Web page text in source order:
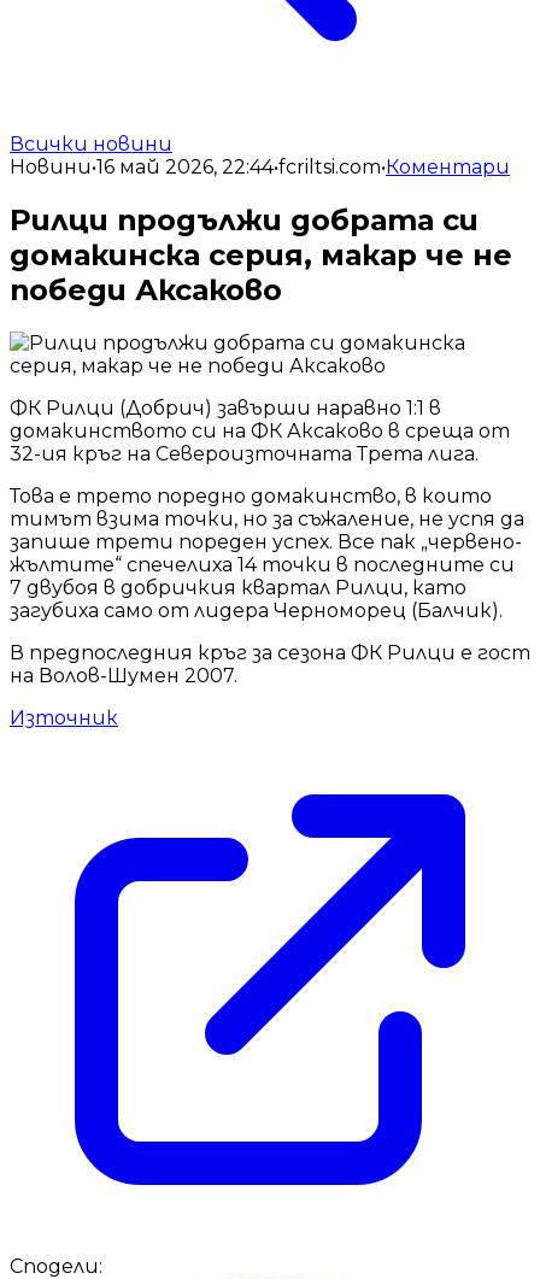
Всички новини
Новини•16 май 2026, 22:44•fcriltsi.com•Коментари
Рилци продължи добрата си
домакинска серия, макар че не
победи Аксаково
ФК Рилци (Добрич) завърши наравно 1:1 в
домакинството си на ФК Аксаково в среща от
32-ия кръг на Североизточната Трета лига.
Това е трето поредно домакинство, в които
тимът взима точки, но за съжаление, не успя да
запише трети пореден успех. Все пак „червено-
жълтите“ спечелиха 14 точки в последните си
7 двубоя в добричкия квартал Рилци, като
загубиха само от лидера Черноморец (Балчик).
В предпоследния кръг за сезона ФК Рилци е гост
на Волов-Шумен 2007.
Източник
Сподели: